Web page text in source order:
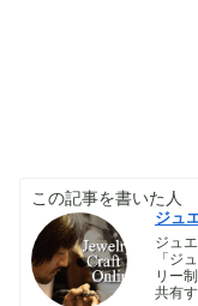
この記事を書いた人
ジュ
ジュ
「ジ
リー
共有